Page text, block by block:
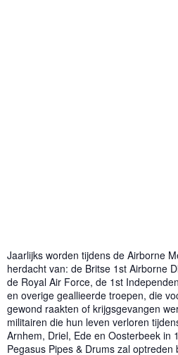
Jaarlijks worden tijdens de Airborne
herdacht van: de Britse 1st Airborne
de Royal Air Force, de 1st
en overige geallieerde troepen, die
gewond raakten of krijgsgevangen
militairen die hun leven verloren
Arnhem, Driel, Ede en Oosterbeek in
Pegasus Pipes & Drums zal